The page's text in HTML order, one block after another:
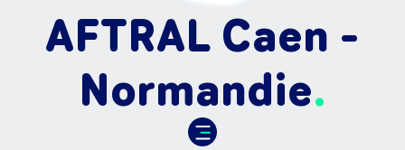
AFTRAL Caen -
Normandie